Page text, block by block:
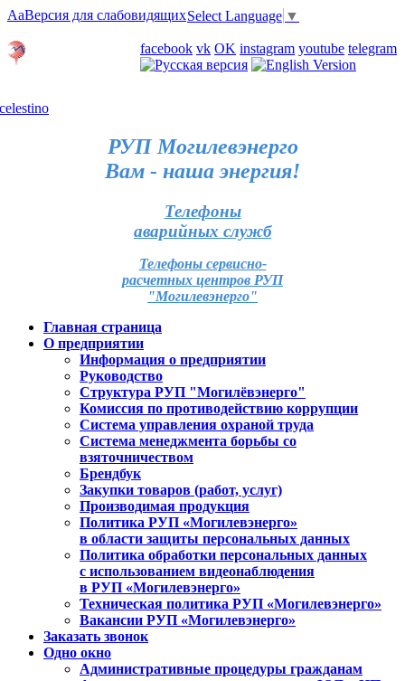
AaВерсия для слабовидящихSelect Language ▼
facebook vk OK instagram youtube telegram
РУП Могилевэнерго
Вам - наша энергия!
Телефоны
аварийных служб
Телефоны сервисно-
расчетных центров РУП
"Могилевэнерго"
Главная страница
О предприятии
Информация о предприятии
Руководство
Структура РУП "Могилёвэнерго"
Комиссия по противодействию коррупции
Система управления охраной труда
Система менеджмента борьбы со
взяточничеством
Брендбук
Закупки товаров (работ, услуг)
Производимая продукция
Политика РУП «Могилевэнерго»
в области защиты персональных данных
Политика обработки персональных данных
с использованием видеонаблюдения
в РУП «Могилевэнерго»
Техническая политика РУП «Могилевэнерго»
Вакансии РУП «Могилевэнерго»
Заказать звонок
Одно окно
Административные процедуры гражданам